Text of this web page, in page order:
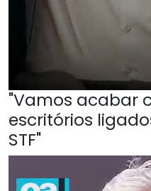
"Vamos acabar
escritórios
STF"